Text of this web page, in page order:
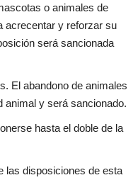
o animales de
acrecentar y reforzar su
será sancionada
El abandono de animales
animal y será sancionado.
hasta el doble de la
las disposiciones de esta